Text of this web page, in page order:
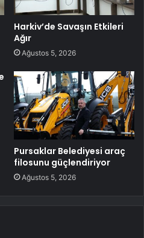
Harkiv’de Savaşın Etkileri
Ağır
Ağustos 5, 2026
Pursaklar Belediyesi araç
filosunu güçlendiriyor
Ağustos 5, 2026